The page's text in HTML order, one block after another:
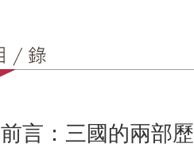
前言：三國的兩部